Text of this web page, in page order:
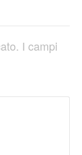
I campi